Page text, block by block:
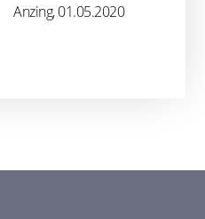
Anzing, 01.05.2020